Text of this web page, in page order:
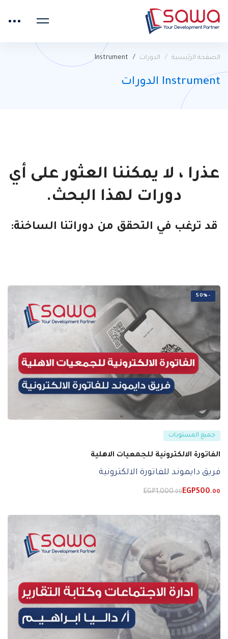
الصفحة الرئيسية الدورات Instrument
Instrument الدورات
عذرا ، لا يمكننا العثور على أي
دورات لهذا البحث.
قد ترغب في التحقق من دوراتنا الساخنة:
-50%
جميع المستويات
الفاتورة الالكترونية للجمعيات الاهلية
فريق دايموند للفاتورة الالكترونية
EGP500.00
EGP1,000.00